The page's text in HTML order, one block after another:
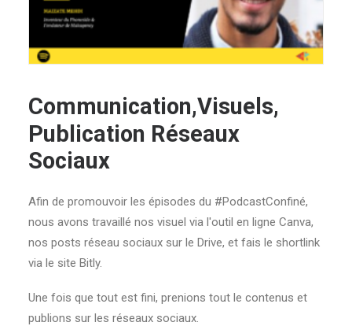
Communication,Visuels,
Publication Réseaux
Sociaux
Afin de promouvoir les épisodes du #PodcastConfiné,
nous avons travaillé nos visuel via l'outil en ligne Canva,
nos posts réseau sociaux sur le Drive, et fais le shortlink
via le site Bitly.
Une fois que tout est fini, prenions tout le contenus et
publions sur les réseaux sociaux.